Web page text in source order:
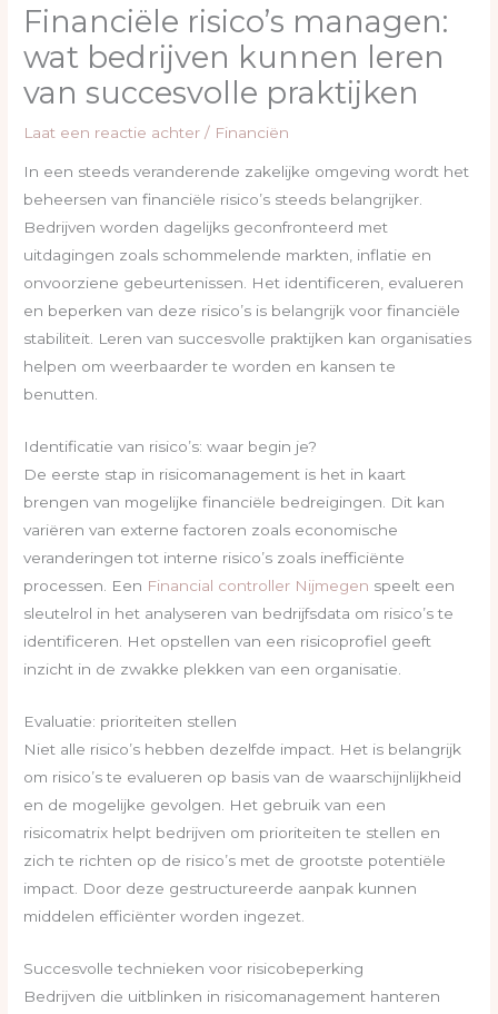
Financiële risico’s managen:
wat bedrijven kunnen leren
van succesvolle praktijken
Laat een reactie achter / Financiën
In een steeds veranderende zakelijke omgeving wordt het
beheersen van financiële risico’s steeds belangrijker.
Bedrijven worden dagelijks geconfronteerd met
uitdagingen zoals schommelende markten, inflatie en
onvoorziene gebeurtenissen. Het identificeren, evalueren
en beperken van deze risico’s is belangrijk voor financiële
stabiliteit. Leren van succesvolle praktijken kan organisaties
helpen om weerbaarder te worden en kansen te
benutten.
Identificatie van risico’s: waar begin je?
De eerste stap in risicomanagement is het in kaart
brengen van mogelijke financiële bedreigingen. Dit kan
variëren van externe factoren zoals economische
veranderingen tot interne risico’s zoals inefficiënte
processen. Een Financial controller Nijmegen speelt een
sleutelrol in het analyseren van bedrijfsdata om risico’s te
identificeren. Het opstellen van een risicoprofiel geeft
inzicht in de zwakke plekken van een organisatie.
Evaluatie: prioriteiten stellen
Niet alle risico’s hebben dezelfde impact. Het is belangrijk
om risico’s te evalueren op basis van de waarschijnlijkheid
en de mogelijke gevolgen. Het gebruik van een
risicomatrix helpt bedrijven om prioriteiten te stellen en
zich te richten op de risico’s met de grootste potentiële
impact. Door deze gestructureerde aanpak kunnen
middelen efficiënter worden ingezet.
Succesvolle technieken voor risicobeperking
Bedrijven die uitblinken in risicomanagement hanteren